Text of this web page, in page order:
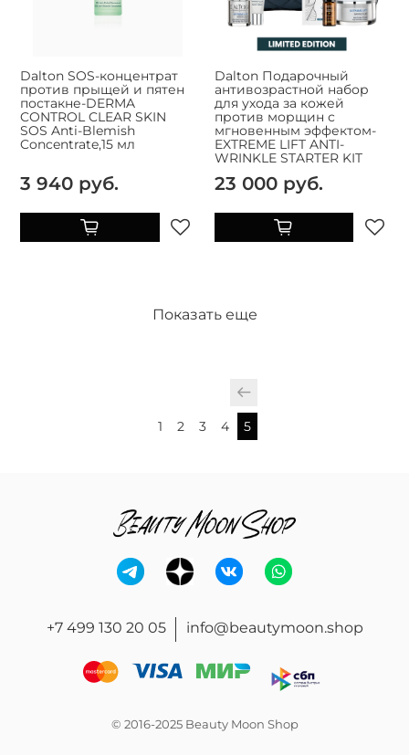
Dalton SOS-концентрат
против прыщей и пятен
постакне-DERMA
CONTROL CLEAR SKIN
SOS Anti-Blemish
Concentrate,15 мл
3 940 руб.
Dalton Подарочный
антивозрастной набор
для ухода за кожей
против морщин с
мгновенным эффектом-
EXTREME LIFT ANTI-
WRINKLE STARTER KIT
23 000 руб.
Показать еще
1 2 3 4 5
+7 499 130 20 05 info@beautymoon.shop
© 2016-2025 Beauty Moon Shop